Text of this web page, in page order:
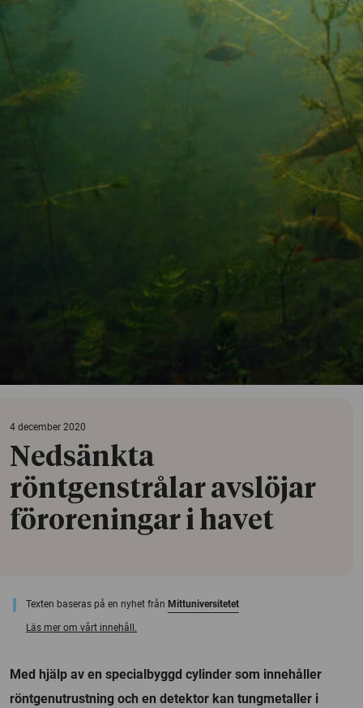
4 december 2020
Nedsänkta
röntgenstrålar avslöjar
föroreningar i havet
Texten baseras på en nyhet från Mittuniversitetet
Läs mer om vårt innehåll.
Med hjälp av en specialbyggd cylinder som innehåller
röntgenutrustning och en detektor kan tungmetaller i